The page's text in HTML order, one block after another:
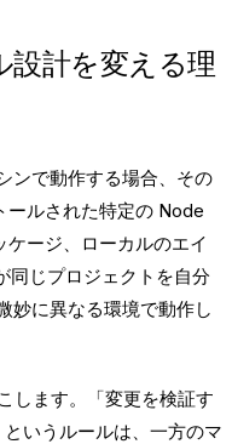
計を変える理
ンで動作する場合、その
ールされた特定の Node
ージ、ローカルのエイ
同じプロジェクトを自分
妙に異なる環境で動作し
します。「変更を検証す
いうルールは、一方のマ